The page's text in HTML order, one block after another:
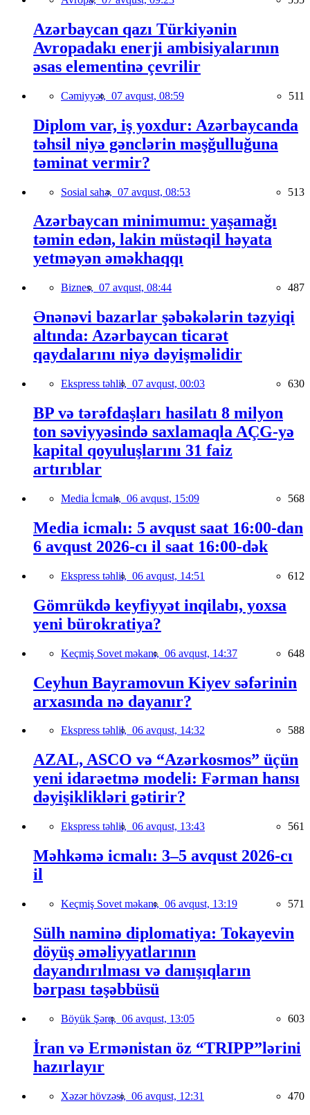
Azərbaycan qazı Türkiyənin
Avropadakı enerji ambisiyalarının
əsas elementinə çevrilir
Cəmiyyət, 07 avqust, 08:59 511
Diplom var, iş yoxdur: Azərbaycanda
təhsil niyə gənclərin məşğulluğuna
təminat vermir?
Sosial sahə, 07 avqust, 08:53 513
Azərbaycan minimumu: yaşamağı
təmin edən, lakin müstəqil həyata
yetməyən əməkhaqqı
Biznes, 07 avqust, 08:44 487
Ənənəvi bazarlar şəbəkələrin təzyiqi
altında: Azərbaycan ticarət
qaydalarını niyə dəyişməlidir
Ekspress təhlil, 07 avqust, 00:03 630
BP və tərəfdaşları hasilatı 8 milyon
ton səviyyəsində saxlamaqla AÇG-yə
kapital qoyuluşlarını 31 faiz
artırıblar
Media İcmalı, 06 avqust, 15:09 568
Media icmalı: 5 avqust saat 16:00-dan
6 avqust 2026-cı il saat 16:00-dək
Ekspress təhlil, 06 avqust, 14:51 612
Gömrükdə keyfiyyət inqilabı, yoxsa
yeni bürokratiya?
Keçmiş Sovet məkanı, 06 avqust, 14:37 648
Ceyhun Bayramovun Kiyev səfərinin
arxasında nə dayanır?
Ekspress təhlil, 06 avqust, 14:32 588
AZAL, ASCO və “Azərkosmos” üçün
yeni idarəetmə modeli: Fərman hansı
dəyişiklikləri gətirir?
Ekspress təhlil, 06 avqust, 13:43 561
Məhkəmə icmalı: 3–5 avqust 2026-cı
il
Keçmiş Sovet məkanı, 06 avqust, 13:19 571
Sülh naminə diplomatiya: Tokayevin
döyüş əməliyyatlarının
dayandırılması və danışıqların
bərpası təşəbbüsü
Böyük Şərq, 06 avqust, 13:05 603
İran və Ermənistan öz “TRIPP”lərini
hazırlayır
Xəzər hövzəsi, 06 avqust, 12:31 470